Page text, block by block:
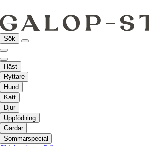
Sök
Häst
Ryttare
Hund
Katt
Djur
Uppfödning
Gårdar
Sommarspecial